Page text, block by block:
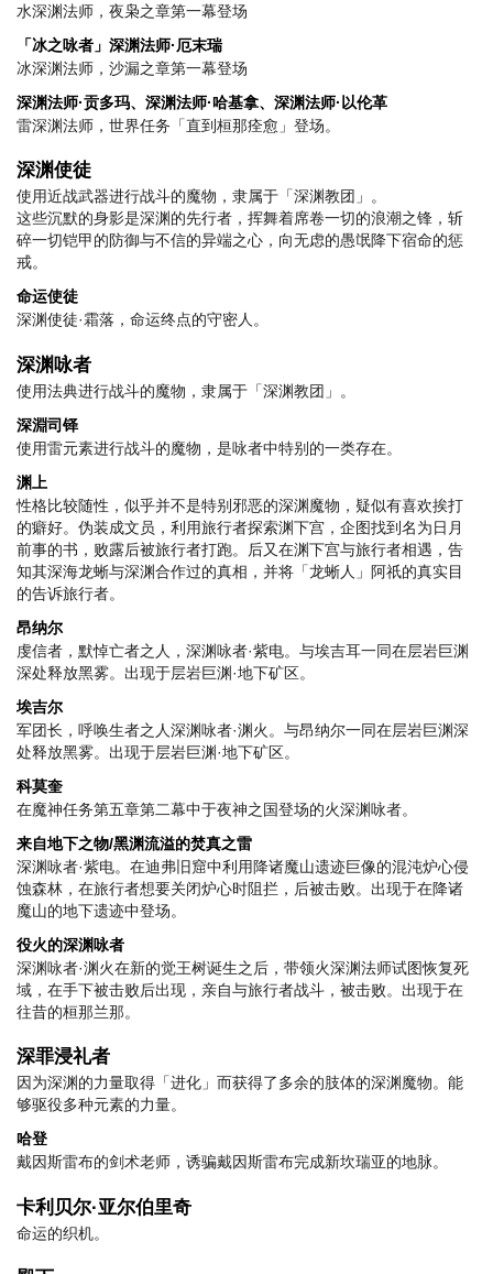
水深渊法师，夜枭之章第一幕登场
「冰之咏者」深渊法师·厄末瑞
冰深渊法师，沙漏之章第一幕登场
深渊法师·贡多玛、深渊法师·哈基拿、深渊法师·以伦革
雷深渊法师，世界任务「直到桓那痊愈」登场。
深渊使徒
使用近战武器进行战斗的魔物，隶属于「深渊教团」。
这些沉默的身影是深渊的先行者，挥舞着席卷一切的浪潮之锋，斩
碎一切铠甲的防御与不信的异端之心，向无虑的愚氓降下宿命的惩
戒。
命运使徒
深渊使徒·霜落，命运终点的守密人。
深渊咏者
使用法典进行战斗的魔物，隶属于「深渊教团」。
深淵司铎
使用雷元素进行战斗的魔物，是咏者中特别的一类存在。
渊上
性格比较随性，似乎并不是特别邪恶的深渊魔物，疑似有喜欢挨打
的癖好。伪装成文员，利用旅行者探索渊下宫，企图找到名为日月
前事的书，败露后被旅行者打跑。后又在渊下宫与旅行者相遇，告
知其深海龙蜥与深渊合作过的真相，并将「龙蜥人」阿祇的真实目
的告诉旅行者。
昂纳尔
虔信者，默悼亡者之人，深渊咏者·紫电。与埃吉耳一同在层岩巨渊
深处释放黑雾。出现于层岩巨渊·地下矿区。
埃吉尔
军团长，呼唤生者之人深渊咏者·渊火。与昂纳尔一同在层岩巨渊深
处释放黑雾。出现于层岩巨渊·地下矿区。
科莫奎
在魔神任务第五章第二幕中于夜神之国登场的火深渊咏者。
来自地下之物/黑渊流溢的焚真之雷
深渊咏者·紫电。在迪弗旧窟中利用降诸魔山遗迹巨像的混沌炉心侵
蚀森林，在旅行者想要关闭炉心时阻拦，后被击败。出现于在降诸
魔山的地下遗迹中登场。
役火的深渊咏者
深渊咏者·渊火在新的觉王树诞生之后，带领火深渊法师试图恢复死
域，在手下被击败后出现，亲自与旅行者战斗，被击败。出现于在
往昔的桓那兰那。
深罪浸礼者
因为深渊的力量取得「进化」而获得了多余的肢体的深渊魔物。能
够驱役多种元素的力量。
哈登
戴因斯雷布的剑术老师，诱骗戴因斯雷布完成新坎瑞亚的地脉。
卡利贝尔·亚尔伯里奇
命运的织机。